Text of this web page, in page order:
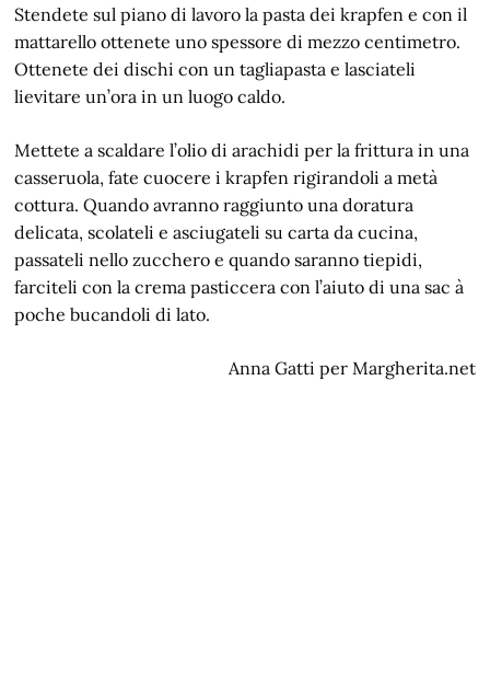
Stendete sul piano di lavoro la pasta dei krapfen e con il
mattarello ottenete uno spessore di mezzo centimetro.
Ottenete dei dischi con un tagliapasta e lasciateli
lievitare un’ora in un luogo caldo.
Mettete a scaldare l’olio di arachidi per la frittura in una
casseruola, fate cuocere i krapfen rigirandoli a metà
cottura. Quando avranno raggiunto una doratura
delicata, scolateli e asciugateli su carta da cucina,
passateli nello zucchero e quando saranno tiepidi,
farciteli con la crema pasticcera con l’aiuto di una sac à
poche bucandoli di lato.
Anna Gatti per Margherita.net